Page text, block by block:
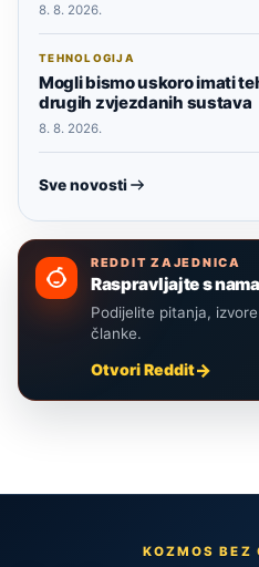
8. 8. 2026.
TEHNOLOGIJA
Mogli bismo uskoro imati
drugih zvjezdanih sustava
8. 8. 2026.
Sve novosti
REDDIT ZAJEDNICA
Raspravljajte s
Podijelite pitanja,
članke.
Otvori Reddit
KOZMOS BEZ